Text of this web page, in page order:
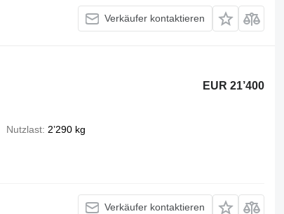
Verkäufer kontaktieren
EUR 21’400
Nutzlast 2’290 kg
Verkäufer kontaktieren